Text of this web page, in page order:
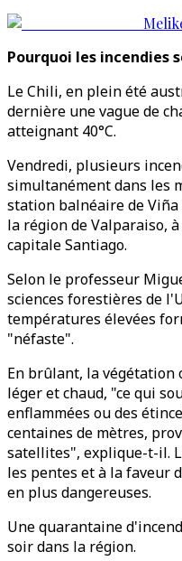
Pourquoi les incendies
Le Chili, en plein été
dernière une vague de
atteignant 40°C.
Vendredi, plusieurs
simultanément dans les
station balnéaire de
la région de Valparaiso,
capitale Santiago.
Selon le professeur
sciences forestières de
températures élevées
"néfaste".
En brûlant, la végétation
léger et chaud, "ce qui
enflammées ou des
centaines de mètres,
satellites", explique-t-il.
les pentes et à la faveur
en plus dangereuses.
Une quarantaine
soir dans la région.